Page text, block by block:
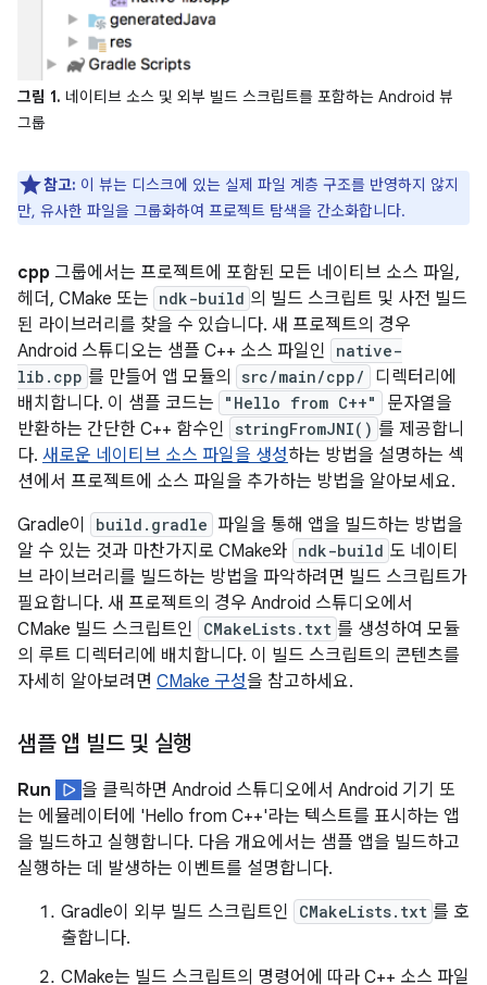
그림 1. 네이티브 소스 및 외부 빌드 스크립트를 포함하는 Android 뷰
그룹
참고: 이 뷰는 디스크에 있는 실제 파일 계층 구조를 반영하지 않지
만, 유사한 파일을 그룹화하여 프로젝트 탐색을 간소화합니다.
cpp 그룹에서는 프로젝트에 포함된 모든 네이티브 소스 파일,
헤더, CMake 또는 ndk-build 의 빌드 스크립트 및 사전 빌드
된 라이브러리를 찾을 수 있습니다. 새 프로젝트의 경우
Android 스튜디오는 샘플 C++ 소스 파일인
native-
lib.cpp 를 만들어 앱 모듈의 src/main/cpp/
디렉터리에
배치합니다. 이 샘플 코드는
"Hello from C++"
문자열을
반환하는 간단한 C++ 함수인
stringFromJNI() 를 제공합니
다. 새로운 네이티브 소스 파일을 생성하는 방법을 설명하는 섹
션에서 프로젝트에 소스 파일을 추가하는 방법을 알아보세요.
Gradle이
build.gradle 파일을 통해 앱을 빌드하는 방법을
알 수 있는 것과 마찬가지로 CMake와 ndk-build 도 네이티
브 라이브러리를 빌드하는 방법을 파악하려면 빌드 스크립트가
필요합니다. 새 프로젝트의 경우 Android 스튜디오에서
CMake 빌드 스크립트인
CMakeLists.txt 를 생성하여 모듈
의 루트 디렉터리에 배치합니다. 이 빌드 스크립트의 콘텐츠를
자세히 알아보려면 CMake 구성을 참고하세요.
샘플 앱 빌드 및 실행
Run
을 클릭하면 Android 스튜디오에서 Android 기기 또
는 에뮬레이터에 'Hello from C++'라는 텍스트를 표시하는 앱
을 빌드하고 실행합니다. 다음 개요에서는 샘플 앱을 빌드하고
실행하는 데 발생하는 이벤트를 설명합니다.
Gradle이 외부 빌드 스크립트인
CMakeLists.txt 를 호
출합니다.
CMake는 빌드 스크립트의 명령어에 따라 C++ 소스 파일